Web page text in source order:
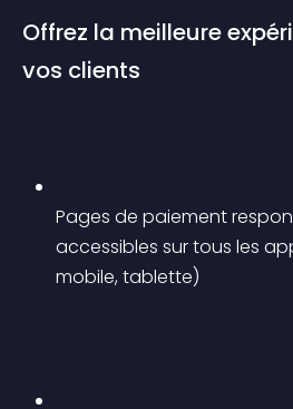
Offrez la meilleure
vos clients
Pages de paiement
accessibles sur tous les
mobile, tablette)